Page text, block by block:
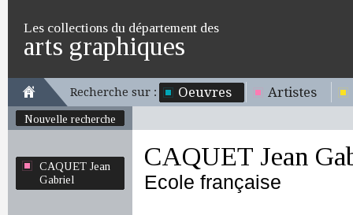
Les collections du département des
arts graphiques
Recherche sur : Oeuvres Artistes
Nouvelle recherche
CAQUET Jean
Gabriel
CAQUET Jean
Ecole française